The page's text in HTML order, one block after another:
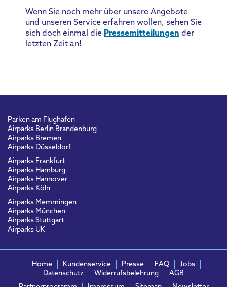
Wenn Sie noch mehr über unsere Angebote
und unseren Service erfahren wollen, sehen Sie
sich doch einmal die Pressemitteilungen der
letzten Zeit an!
Parken am Flughafen
Airparks Berlin Brandenburg
Airparks Bremen
Airparks Düsseldorf
Airparks Frankfurt
Airparks Hamburg
Airparks Hannover
Airparks Köln
Airparks Memmingen
Airparks München
Airparks Stuttgart
Airparks UK
Home Kundenservice Presse FAQ
Jobs
Datenschutz
Widerrufsbelehrung
AGB